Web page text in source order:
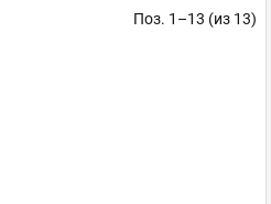
Поз. 1–13 (из 13)